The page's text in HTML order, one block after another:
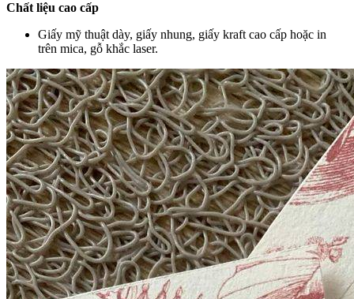
Chất liệu cao cấp
Giấy mỹ thuật dày, giấy nhung, giấy kraft cao cấp hoặc in
trên mica, gỗ khắc laser.